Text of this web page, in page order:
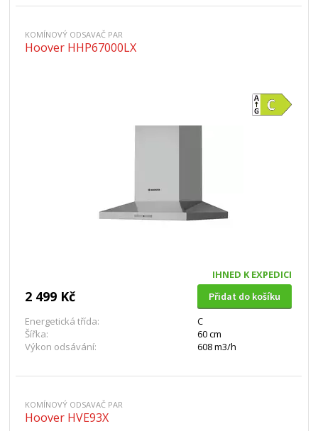
KOMÍNOVÝ ODSAVAČ PAR
Hoover HHP67000LX
IHNED K EXPEDICI
2 499 Kč
Přidat do košíku
Energetická třída:
C
Šířka:
60 cm
Výkon odsávání:
608 m3/h
KOMÍNOVÝ ODSAVAČ PAR
Hoover HVE93X